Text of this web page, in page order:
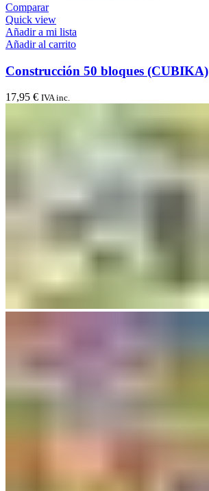
Comparar
Quick view
Añadir a mi lista
Añadir al carrito
Construcción 50 bloques (CUBIKA)
17,95 € IVA inc.